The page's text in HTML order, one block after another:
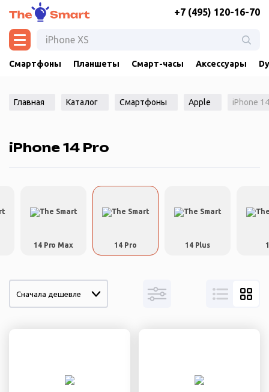
+7 (495) 120-16-70
Смартфоны Планшеты Смарт-часы Аксессуары
Главная Каталог Смартфоны Apple iPhone
iPhone 14 Pro
14 Pro Max 14 Pro 14 Plus
Сначала дешевле